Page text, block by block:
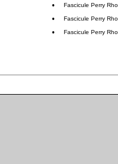
• Fascicule Perry
• Fascicule Perry
• Fascicule Perry